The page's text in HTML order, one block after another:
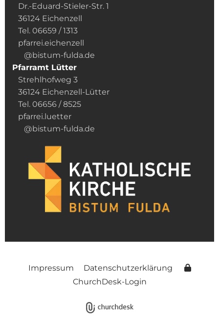
Dr.-Eduard-Stieler-Str. 1
36124 Eichenzell
Tel. 06659 / 1313
pfarrei.eichenzell
@bistum-fulda.de
Pfarramt Lütter
Strehlhofweg 3
36124 Eichenzell-Lütter
Tel. 06656 / 8525
pfarrei.luetter
@bistum-fulda.de
Impressum
Datenschutzerklärung
ChurchDesk-Login